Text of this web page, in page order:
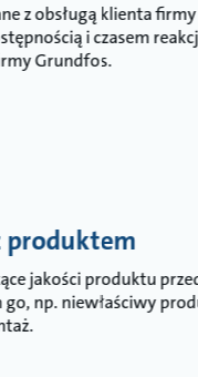
z obsługą klienta firmy
i czasem
Grundfos.
produktem
jakości produktu
np. niewłaściwy